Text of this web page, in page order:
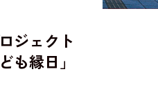
ジェクト
も縁日」